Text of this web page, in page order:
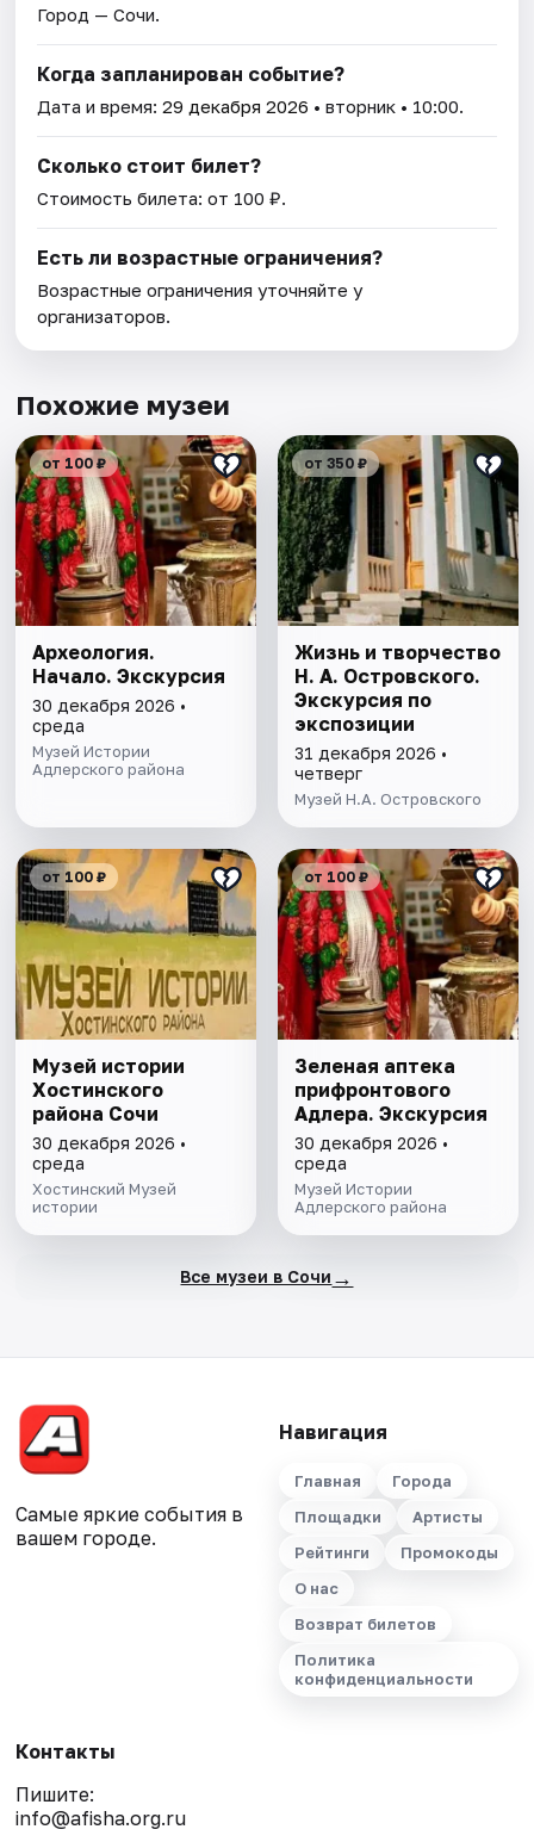
Город — Сочи.
Когда запланирован событие?
Дата и время:29 декабря 2026 • вторник • 10:00.
Сколько стоит билет?
Стоимость билета: от 100 ₽.
Есть ли возрастные ограничения?
Возрастные ограничения уточняйте у
организаторов.
Похожие музеи
от 100 ₽
Археология.
Начало. Экскурсия
30 декабря 2026 •
среда
Музей Истории
Адлерского района
от 350 ₽
Жизнь и творчество
Н. А. Островского.
Экскурсия по
экспозиции
31 декабря 2026 •
четверг
Музей Н.А. Островского
от 100 ₽
Музей истории
Хостинского
района Сочи
30 декабря 2026 •
среда
Хостинский Музей
истории
от 100 ₽
Зеленая аптека
прифронтового
Адлера. Экскурсия
30 декабря 2026 •
среда
Музей Истории
Адлерского района
Все музеи в Сочи →
Самые яркие события в
вашем городе.
Навигация
Главная
Города
Площадки
Артисты
Рейтинги
Промокоды
О нас
Возврат билетов
Политика
конфиденциальности
Контакты
Пишите:
info@afisha.org.ru